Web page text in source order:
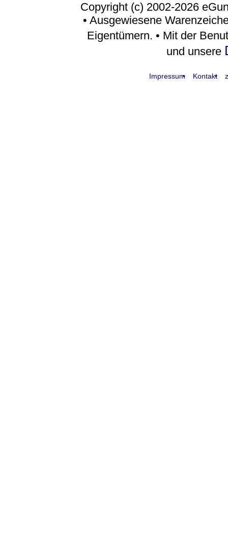
Copyright (c) 2002-2026
• Ausgewiesene
Eigentümern. • Mit der
und unsere
Impressum Kontakt